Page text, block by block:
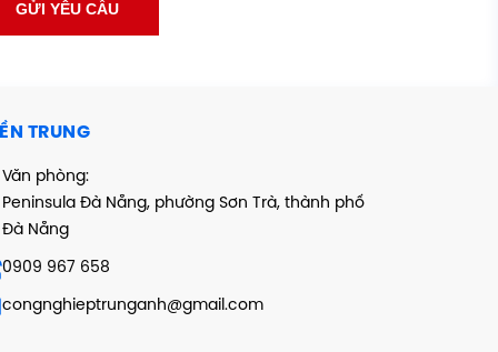
TRUNG
Văn phòng:
Peninsula Đà Nẵng, phường Sơn Trà, thành phố
Đà Nẵng
0909 967 658
congnghieptrunganh@gmail.com